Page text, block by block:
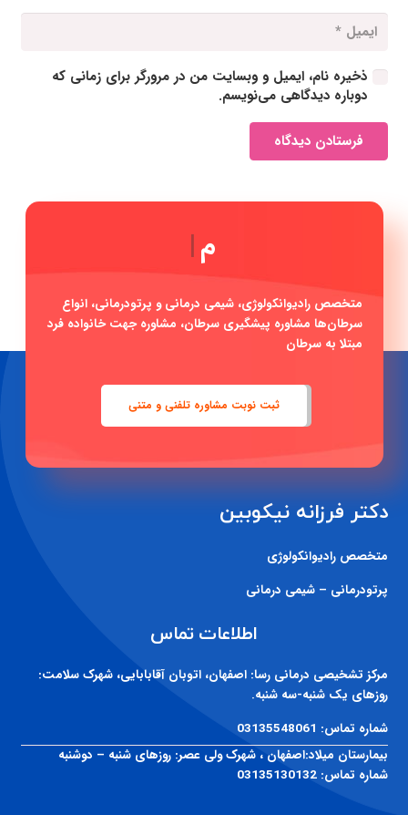
ذخیره نام، ایمیل و وبسایت من در مرورگر برای زمانی که
دوباره دیدگاهی می‌نویسم.
فرستادن دیدگاه
مشاوره آنل
متخصص رادیوانکولوژی، شیمی درمانی و پرتودرمانی، انواع
سرطان‌ها مشاوره پیشگیری سرطان، مشاوره جهت خانواده فرد
مبتلا به سرطان
ثبت نوبت مشاوره تلفنی و متنی
دکتر فرزانه نیکوبین
متخصص رادیوانکولوژی
پرتودرمانی – شیمی درمانی
اطلاعات تماس
مرکز تشخیصی درمانی رسا: اصفهان، اتوبان آقابابایی، شهرک سلامت:
روزهای یک شنبه-سه شنبه.
شماره تماس: 03135548061
بیمارستان میلاد:اصفهان ، شهرک ولی عصر: روزهای شنبه – دوشنبه
شماره تماس:03135130132